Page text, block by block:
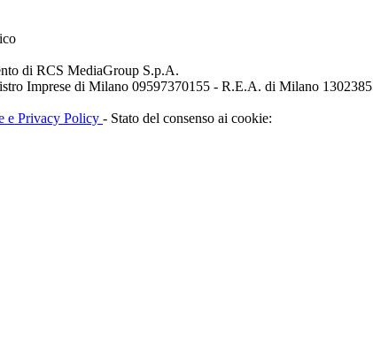
di RCS MediaGroup S.p.A.
Imprese di Milano 09597370155 - R.E.A. di Milano 1302385
e Privacy Policy - Stato del consenso ai cookie: